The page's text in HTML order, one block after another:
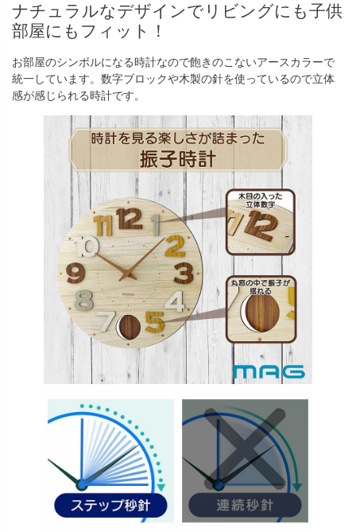
ナチュラルなデザインでリビングにも子供
部屋にもフィット！
お部屋のシンボルになる時計なので飽きのこないアースカラーで
統一しています。数字ブロックや木製の針を使っているので立体
感が感じられる時計です。